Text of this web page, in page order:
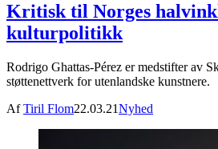
Kritisk til Norges
kulturpolitikk
Rodrigo Ghattas-Pérez er medstifter av
støttenettverk for utenlandske kunstnere.
AfTiril Flom22.03.21Nyhed